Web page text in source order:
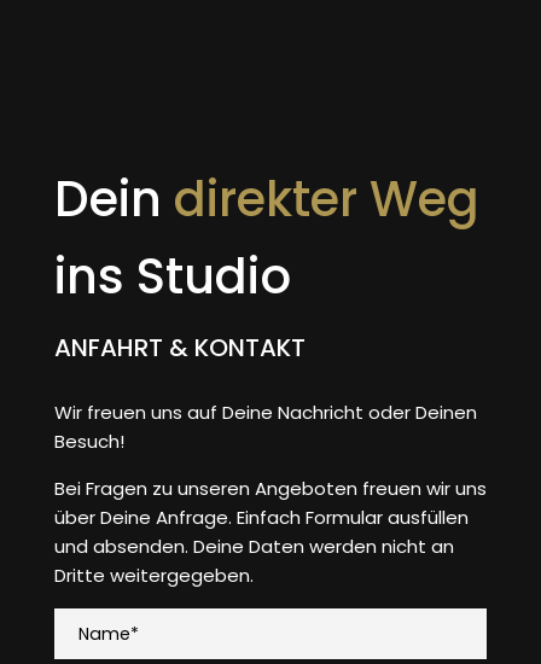
Dein direkter Weg
ins Studio
ANFAHRT & KONTAKT
Wir freuen uns auf Deine Nachricht oder Deinen
Besuch!
Bei Fragen zu unseren Angeboten freuen wir uns
über Deine Anfrage. Einfach Formular ausfüllen
und absenden. Deine Daten werden nicht an
Dritte weitergegeben.
Name*